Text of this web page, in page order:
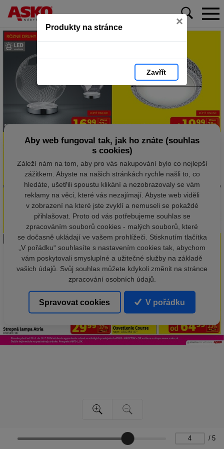
Produkty na stránce ×
Zavřít
/ 5
Aby web fungoval tak, jak ho znáte (souhlas
s cookies)
Záleží nám na tom, aby pro vás nakupování bylo co nejlepší
zážitkem. Abyste na našich stránkách rychle našli to, co
hledáte, ušetřili spoustu klikání a nezobrazovaly se vám
reklamy na věci, které vás nezajímají. Abyste web viděli
v zobrazení na které jste zvyklí a nemuseli se pokaždé
přihlašovat. Proto od vás potřebujeme souhlas se
zpracováním souborů cookies - malých souborů, které
se dočasně ukládají ve vašem prohlížeči. Stisknutím tlačítka
„V pořádku“ souhlasíte s nastavením cookies tak, abychom
vám poskytovali smysluplné a užitečné služby na základě
vašich údajů. Svůj souhlas můžete kdykoli změnit na stránce
zpracování osobních údajů.
Spravovat cookies V pořádku